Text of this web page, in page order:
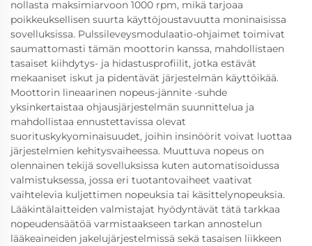
nollasta maksimiarvoon 1000 rpm, mikä tarjoaa
poikkeuksellisen suurta käyttöjoustavuutta moninaisissa
sovelluksissa. Pulssileveysmodulaatio-ohjaimet toimivat
saumattomasti tämän moottorin kanssa, mahdollistaen
tasaiset kiihdytys- ja hidastusprofiilit, jotka estävät
mekaaniset iskut ja pidentävät järjestelmän käyttöikää.
Moottorin lineaarinen nopeus-jännite -suhde
yksinkertaistaa ohjausjärjestelmän suunnittelua ja
mahdollistaa ennustettavissa olevat
suorituskykyominaisuudet, joihin insinöörit voivat luottaa
järjestelmien kehitysvaiheessa. Muuttuva nopeus on
olennainen tekijä sovelluksissa kuten automatisoidussa
valmistuksessa, jossa eri tuotantovaiheet vaativat
vaihtelevia kuljettimen nopeuksia tai käsittelynopeuksia.
Lääkintälaitteiden valmistajat hyödyntävät tätä tarkkaa
nopeudensäätöä varmistaakseen tarkan annostelun
lääkeaineiden jakelujärjestelmissä sekä tasaisen liikkeen